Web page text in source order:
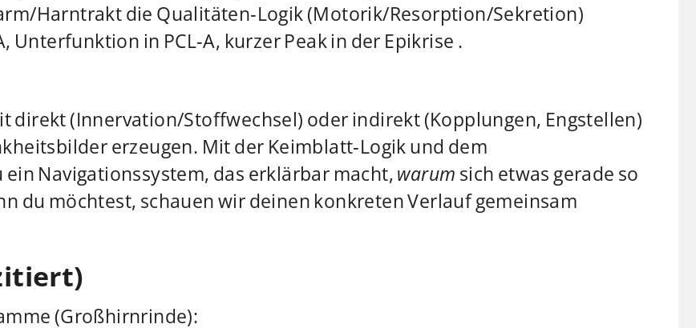
Harntrakt die Qualitäten‑Logik (Motorik/Resorption/Sekretion)
in PCL‑A, kurzer Peak in der Epikrise .
(Innervation/Stoffwechsel) oder indirekt (Kopplungen, Engstellen)
erzeugen. Mit der Keimblatt‑Logik und dem
Navigationssystem, das erklärbar macht,warum sich etwas gerade so
du möchtest, schauen wir deinen konkreten Verlauf gemeinsam
(Großhirnrinde):